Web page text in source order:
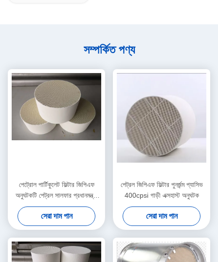
সম্পর্কিত পণ্য
পেট্রোল পার্টিকুলেট ফিল্টার জিপিএফ
অনুঘটকটি পেট্রল সালফার প্রধানমন্ত্রী
নির্গমন 600Cpsi হ্রাস করে
সেরা দাম পান
পেট্রল জিপিএফ ফিল্টার পুনর্জন্ম প্যাসিভ
400cpsi গাড়ী এক্সহাস্ট অনুঘটক
সেরা দাম পান